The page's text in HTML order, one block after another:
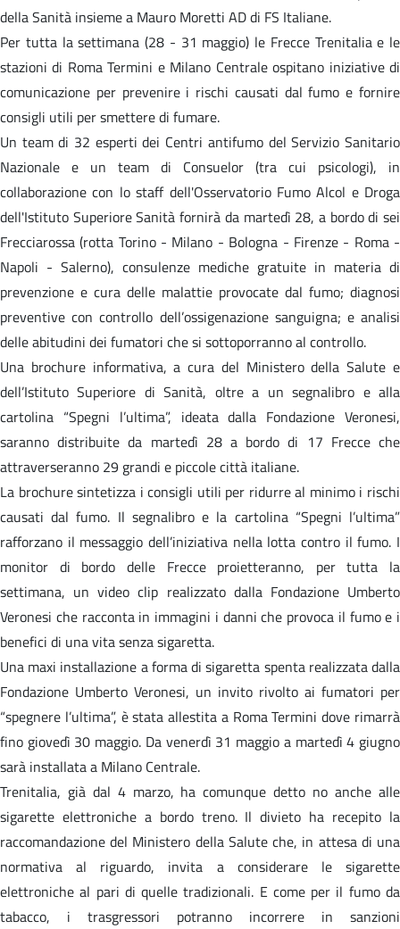
della Sanità insieme a Mauro Moretti AD di FS Italiane.
Per tutta la settimana (28 - 31 maggio) le Frecce Trenitalia e le
stazioni di Roma Termini e Milano Centrale ospitano iniziative di
comunicazione per prevenire i rischi causati dal fumo e fornire
consigli utili per smettere di fumare.
Un team di 32 esperti dei Centri antifumo del Servizio Sanitario
Nazionale e un team di Consuelor (tra cui psicologi), in
collaborazione con lo staff dell'Osservatorio Fumo Alcol e Droga
dell'Istituto Superiore Sanità fornirà da martedì 28, a bordo di sei
Frecciarossa (rotta Torino - Milano - Bologna - Firenze - Roma -
Napoli - Salerno), consulenze mediche gratuite in materia di
prevenzione e cura delle malattie provocate dal fumo; diagnosi
preventive con controllo dell’ossigenazione sanguigna; e analisi
delle abitudini dei fumatori che si sottoporranno al controllo.
Una brochure informativa, a cura del Ministero della Salute e
dell’Istituto Superiore di Sanità, oltre a un segnalibro e alla
cartolina “Spegni l’ultima”, ideata dalla Fondazione Veronesi,
saranno distribuite da martedì 28 a bordo di 17 Frecce che
attraverseranno 29 grandi e piccole città italiane.
La brochure sintetizza i consigli utili per ridurre al minimo i rischi
causati dal fumo. Il segnalibro e la cartolina “Spegni l’ultima”
rafforzano il messaggio dell’iniziativa nella lotta contro il fumo. I
monitor di bordo delle Frecce proietteranno, per tutta la
settimana, un video clip realizzato dalla Fondazione Umberto
Veronesi che racconta in immagini i danni che provoca il fumo e i
benefici di una vita senza sigaretta.
Una maxi installazione a forma di sigaretta spenta realizzata dalla
Fondazione Umberto Veronesi, un invito rivolto ai fumatori per
“spegnere l’ultima”, è stata allestita a Roma Termini dove rimarrà
fino giovedì 30 maggio. Da venerdì 31 maggio a martedì 4 giugno
sarà installata a Milano Centrale.
Trenitalia, già dal 4 marzo, ha comunque detto no anche alle
sigarette elettroniche a bordo treno. Il divieto ha recepito la
raccomandazione del Ministero della Salute che, in attesa di una
normativa al riguardo, invita a considerare le sigarette
elettroniche al pari di quelle tradizionali. E come per il fumo da
tabacco, i trasgressori potranno incorrere in sanzioni